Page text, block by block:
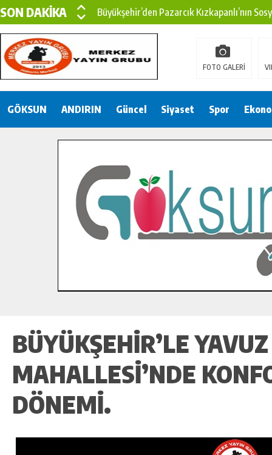
SON DAKİKA
Büyükşehir’den Pazarcık Kızkapanlı’nın
Büyükşehir’den Pazarcık Kırsalına Modern
Çin’den KSÜ’ye Uluslararası Başarı:
Gençler Pusula Maraş Kampında Yeni
İlçe Jandarma Komutanı Karakaya’dan
Bertiz’in Yeni Köprüsünde Sona Doğru.
FOTO GALERİ
GÖKSUN ANDIRIN Güncel Siyaset Spor
BÜYÜKŞEHIR’LE
MAHALLESI’NDE
DÖNEMI.